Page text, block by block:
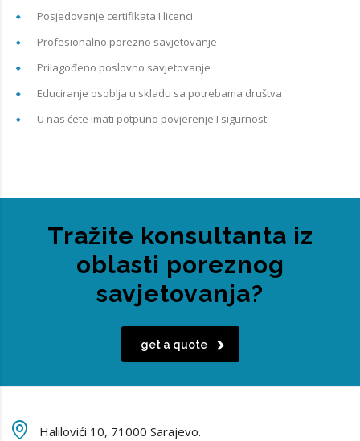
Posjedovanje certifikata I licenci
Profesionalno porezno savjetovanje
Prilagođeno poslovno savjetovanje
Educiranje osoblja u skladu sa potrebama društva
U nas ćete imati potpuno povjerenje I sigurnost
Tražite konsultanta iz
oblasti poreznog
savjetovanja?
get a quote
Halilovići 10, 71000 Sarajevo.